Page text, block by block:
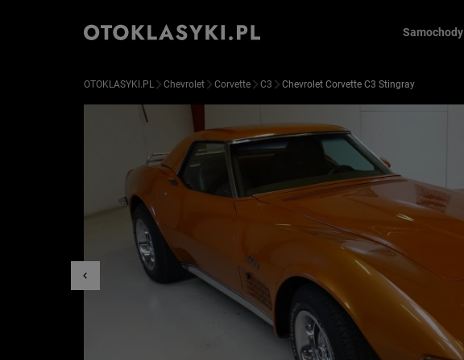
Samochody
OTOKLASYKI.PL Chevrolet Corvette C3 Chevrolet Corvette C3 Stingray